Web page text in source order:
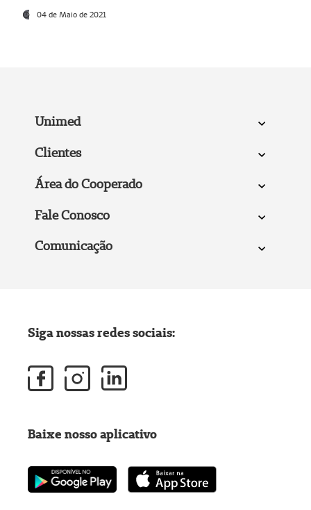
04 de Maio de 2021
Unimed
Clientes
Área do Cooperado
Fale Conosco
Comunicação
Siga nossas redes sociais:
Baixe nosso aplicativo